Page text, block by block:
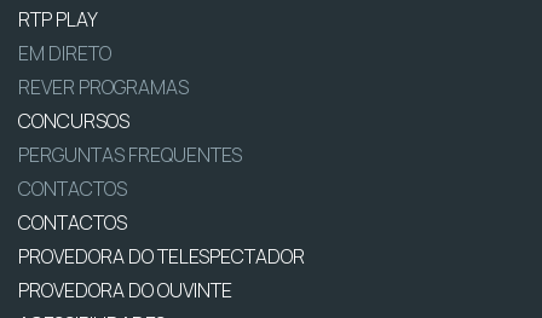
RTP PLAY
EM DIRETO
REVER PROGRAMAS
CONCURSOS
PERGUNTAS FREQUENTES
CONTACTOS
CONTACTOS
PROVEDORA DO TELESPECTADOR
PROVEDORA DO OUVINTE